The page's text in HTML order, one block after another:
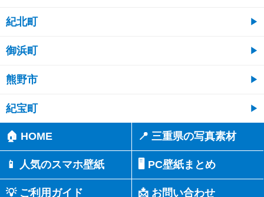
紀北町
御浜町
熊野市
紀宝町
🏠 HOME 📍 三重県の写真素材
📱 人気のスマホ壁紙 🖥️ PC壁紙まとめ
💡 ご利用ガイド 📩 お問い合わせ